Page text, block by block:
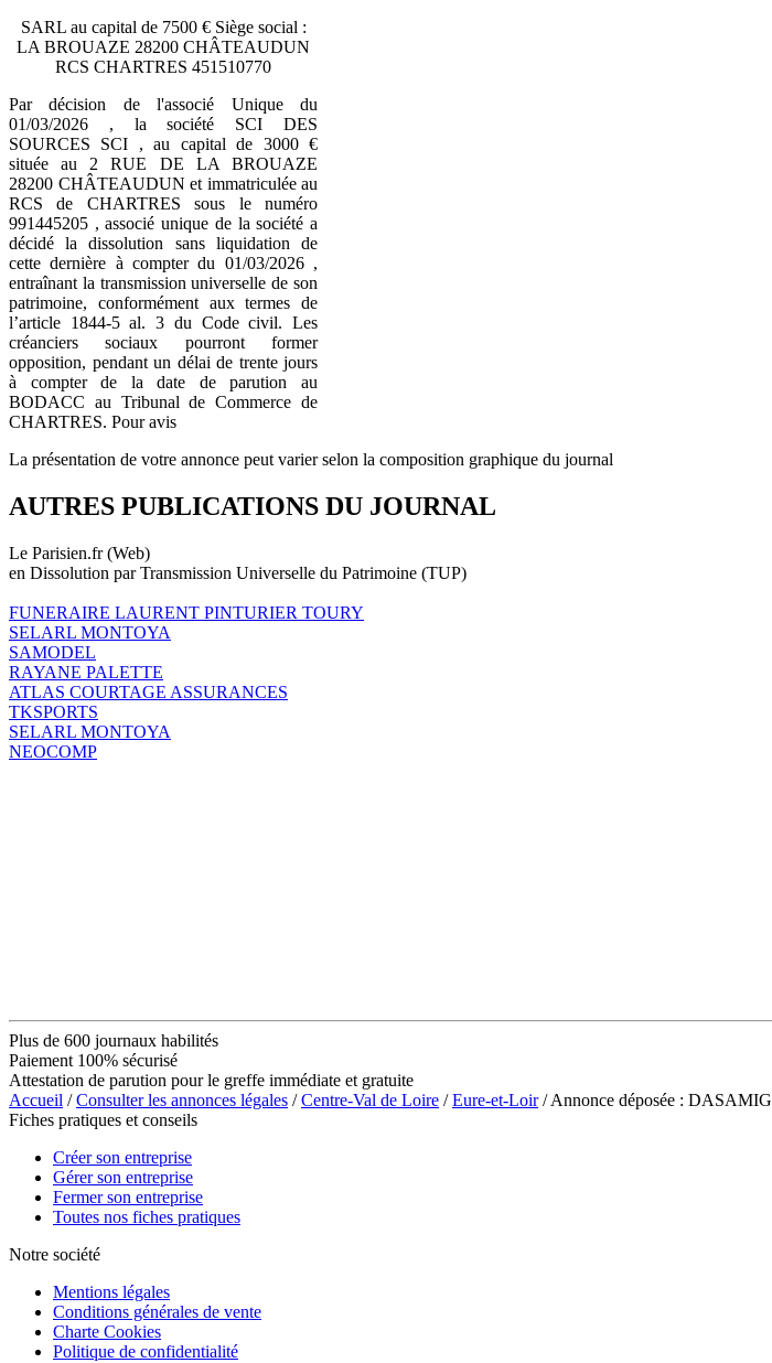
SARL au capital de 7500 € Siège social :
LA BROUAZE 28200 CHÂTEAUDUN
RCS CHARTRES 451510770
Par décision de l'associé Unique du
01/03/2026 , la société SCI DES
SOURCES SCI , au capital de 3000 €
située au 2 RUE DE LA BROUAZE
28200 CHÂTEAUDUN et immatriculée au
RCS de CHARTRES sous le numéro
991445205 , associé unique de la société a
décidé la dissolution sans liquidation de
cette dernière à compter du 01/03/2026 ,
entraînant la transmission universelle de son
patrimoine, conformément aux termes de
l’article 1844-5 al. 3 du Code civil. Les
créanciers sociaux pourront former
opposition, pendant un délai de trente jours
à compter de la date de parution au
BODACC au Tribunal de Commerce de
CHARTRES. Pour avis
La présentation de votre annonce peut varier selon la composition graphique du journal
AUTRES PUBLICATIONS DU JOURNAL
Le Parisien.fr (Web)
en Dissolution par Transmission Universelle du Patrimoine (TUP)
FUNERAIRE LAURENT PINTURIER TOURY
SELARL MONTOYA
SAMODEL
RAYANE PALETTE
ATLAS COURTAGE ASSURANCES
TKSPORTS
SELARL MONTOYA
NEOCOMP
Plus de 600 journaux habilités
Paiement 100% sécurisé
Attestation de parution pour le greffe immédiate et gratuite
Accueil /Consulter les annonces légales /Centre-Val de Loire /Eure-et-Loir/ Annonce déposée : DASAMIG
Fiches pratiques et conseils
Créer son entreprise
Gérer son entreprise
Fermer son entreprise
Toutes nos fiches pratiques
Notre société
Mentions légales
Conditions générales de vente
Charte Cookies
Politique de confidentialité